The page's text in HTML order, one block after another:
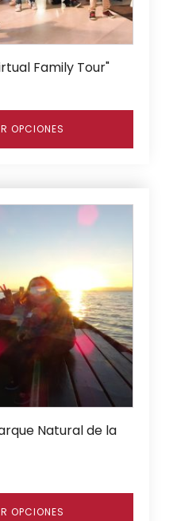
Family Tour"
OPCIONES
Natural de la
OPCIONES